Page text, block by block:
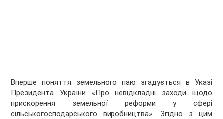
Вперше поняття земельного паю згадується в Указі
Президента України «Про невідкладні заходи щодо
прискорення земельної реформи у сфері
сільськогосподарського виробництва». Згідно з цим